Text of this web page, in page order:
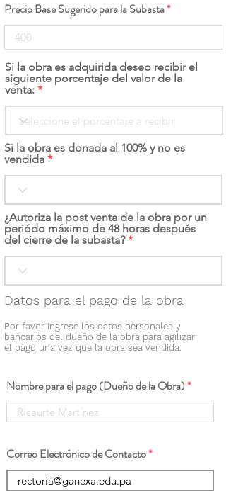
Precio Base Sugerido para la Subasta
Si la obra es adquirida deseo recibir el
siguiente porcentaje del valor de la
venta:
Si la obra es donada al 100% y no es
vendida
¿Autoriza la post venta de la obra por un
periódo máximo de 48 horas después
del cierre de la subasta?
Datos para el pago de la obra
Por favor ingrese los datos personales y
bancarios del dueño de la obra para agilizar
el pago una vez que la obra sea vendida:
Nombre para el pago (Dueño de la Obra)
Correo Electrónico de Contacto